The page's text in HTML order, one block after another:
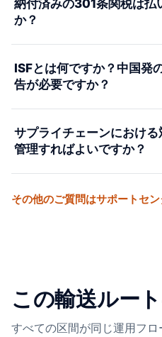
す。比較見積もりはお問い
これは、デミニミス輸送に
す。
ピング（ADD）および相殺
ます。主な対象カテゴリー
ーラーパネル・太陽電池、
物などがあります。ADD税
上乗せして数%から100%超
います。
納付済みの301条関税は払
か？
認められ、納付済み関税の
になったことがあります。
度も開始と終了を繰り返し
評価 — 中間業者の価格では
て用いる方法 — も、課税対
ISFとは何ですか？中国発
告が必要ですか？
国向けのすべての海上貨物
国の港で貨物が本船に積み
までに申告しなければなり
10項目（売り手、買い手、
コードなど）とキャリア側
サプライチェーンにおけ
管理すればよいですか？
スクを管理できます。（1）
化、（4）Section 301除外
請、（5）外国貿易区（FTZ
略。Suaid Globalのサプラ
その他のご質問はサポートセ
この輸送ルー
すべての区間が同じ運用フ